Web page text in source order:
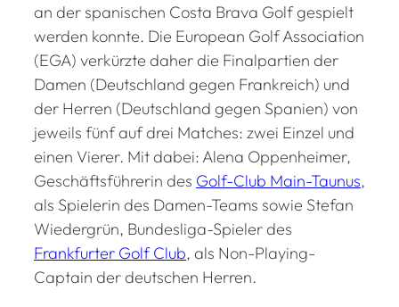
an der spanischen Costa Brava Golf gespielt
werden konnte. Die European Golf Association
(EGA) verkürzte daher die Finalpartien der
Damen (Deutschland gegen Frankreich) und
der Herren (Deutschland gegen Spanien) von
jeweils fünf auf drei Matches: zwei Einzel und
einen Vierer. Mit dabei: Alena Oppenheimer,
Geschäftsführerin des Golf-Club Main-Taunus,
als Spielerin des Damen-Teams sowie Stefan
Wiedergrün, Bundesliga-Spieler des
Frankfurter Golf Club, als Non-Playing-
Captain der deutschen Herren.